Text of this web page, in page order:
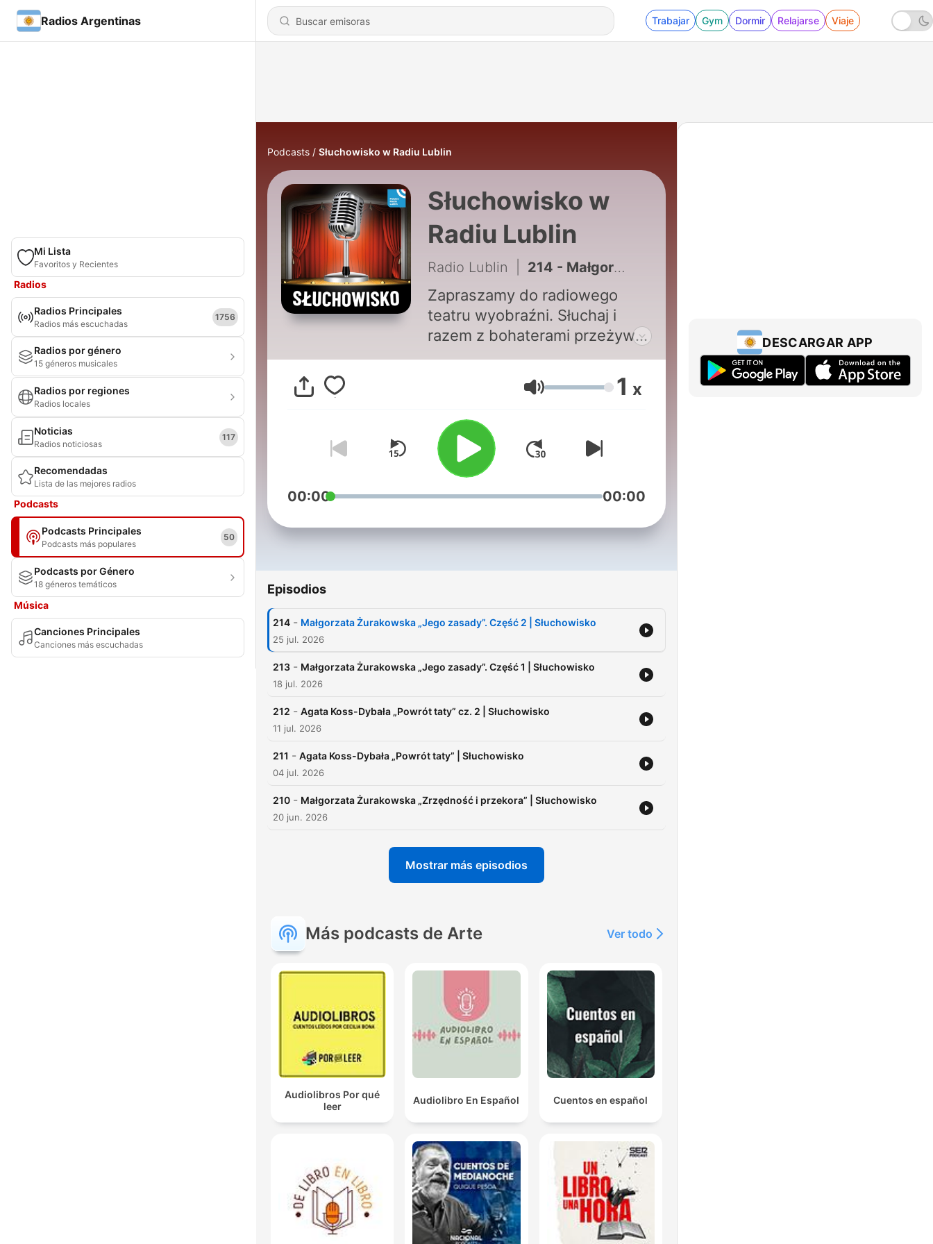
Radios Argentinas Trabajar Gym Dormir Relajarse Viaje
Mi Lista
Favoritos y Recientes
Radios
Radios Principales
Radios más escuchadas
1756
Radios por género
15 géneros musicales
Radios por regiones
Radios locales
Noticias
Radios noticiosas
117
Recomendadas
Lista de las mejores radios
Podcasts
Podcasts Principales
Podcasts más populares
50
Podcasts por Género
18 géneros temáticos
Música
Canciones Principales
Canciones más escuchadas
Podcasts Słuchowisko w Radiu Lublin
Słuchowisko w
Radiu Lublin
Radio Lublin 214 - Małgorzata Żurakowska „Jego zasady”. Część 2 | Słuchowisko
Zapraszamy do radiowego
teatru wyobraźni. Słuchaj i
razem z bohaterami przeżywaj
ich radości i smutki, wyobraź
sobie ich wygląd, umeblowanie
pokoi, krajobrazy. Widowiska
dźwiękowe przygotowują
Agata Koss-Dybała oraz
Małgorzata Żurakowska.
Volumen 1 x
00:00 00:00
Episodios
214 - Małgorzata Żurakowska „Jego zasady”. Część 2 | Słuchowisko
25 jul. 2026
213 - Małgorzata Żurakowska „Jego zasady”. Część 1 | Słuchowisko
18 jul. 2026
212 - Agata Koss-Dybała „Powrót taty” cz. 2 | Słuchowisko
11 jul. 2026
211 - Agata Koss-Dybała „Powrót taty” | Słuchowisko
04 jul. 2026
210 - Małgorzata Żurakowska „Zrzędność i przekora” | Słuchowisko
20 jun. 2026
Mostrar más episodios
Más podcasts de Arte Ver todo
Audiolibros Por qué
leer
Audiolibro En Español Cuentos en español
DESCARGAR APP